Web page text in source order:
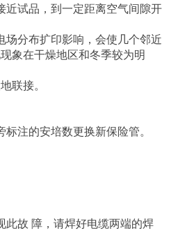
近试品，到一定距离空气间隙开
场分布扩印影响，会使几个邻近
象在干燥地区和冬季较为明
联接。
注的安培数更换新保险管。
此故 障，请焊好电缆两端的焊